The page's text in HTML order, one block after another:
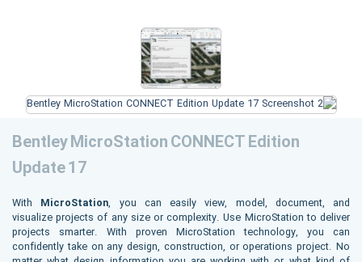
Bentley MicroStation CONNECT Edition
Update 17
With MicroStation, you can easily view, model, document, and
visualize projects of any size or complexity. Use MicroStation to deliver
projects smarter. With proven MicroStation technology, you can
confidently take on any design, construction, or operations project. No